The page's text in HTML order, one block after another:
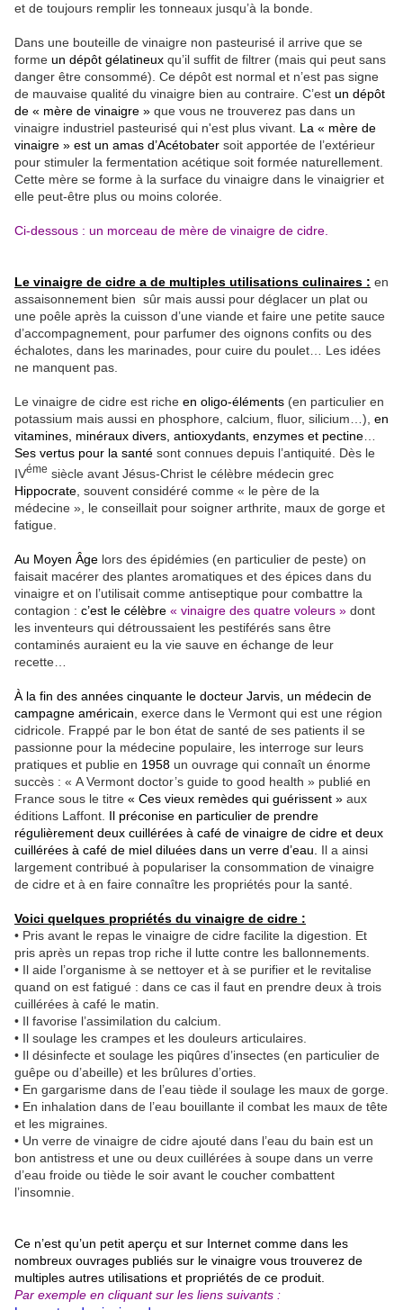
et de toujours remplir les tonneaux jusqu’à la bonde.
Dans une bouteille de vinaigre non pasteurisé il arrive que se
forme un dépôt gélatineux qu’il suffit de filtrer (mais qui peut sans
danger être consommé). Ce dépôt est normal et n’est pas signe
de mauvaise qualité du vinaigre bien au contraire. C’est un dépôt
de « mère de vinaigre » que vous ne trouverez pas dans un
vinaigre industriel pasteurisé qui n'est plus vivant. La « mère de
vinaigre » est un amas d’Acétobater soit apportée de l’extérieur
pour stimuler la fermentation acétique soit formée naturellement.
Cette mère se forme à la surface du vinaigre dans le vinaigrier et
elle peut-être plus ou moins colorée.
Ci-dessous : un morceau de mère de vinaigre de cidre.
Le vinaigre de cidre a de multiples utilisations culinaires : en
assaisonnement bien sûr mais aussi pour déglacer un plat ou
une poêle après la cuisson d’une viande et faire une petite sauce
d’accompagnement, pour parfumer des oignons confits ou des
échalotes, dans les marinades, pour cuire du poulet… Les idées
ne manquent pas.
Le vinaigre de cidre est riche en oligo-éléments (en particulier en
potassium mais aussi en phosphore, calcium, fluor, silicium…), en
vitamines, minéraux divers, antioxydants, enzymes et pectine
Ses vertus pour la santé sont connues depuis l’antiquité. Dès le
IVéme siècle avant Jésus-Christ le célèbre médecin grec
Hippocrate , souvent considéré comme « le père de la
médecine », le conseillait pour soigner arthrite, maux de gorge et
fatigue.
Au Moyen Âge lors des épidémies (en particulier de peste) on
faisait macérer des plantes aromatiques et des épices dans du
vinaigre et on l’utilisait comme antiseptique pour combattre la
contagion : c’est le célèbre « vinaigre des quatre voleurs » dont
les inventeurs qui détroussaient les pestiférés sans être
contaminés auraient eu la vie sauve en échange de leur
recette…
À la fin des années cinquante le docteur Jarvis, un médecin de
campagne américain , exerce dans le Vermont qui est une région
cidricole. Frappé par le bon état de santé de ses patients il se
passionne pour la médecine populaire, les interroge sur leurs
pratiques et publie en 1958 un ouvrage qui connaît un énorme
succès : « A Vermont doctor’s guide to good health » publié en
France sous le titre « Ces vieux remèdes qui guérissent » aux
éditions Laffont. Il préconise en particulier de prendre
régulièrement deux cuillérées à café de vinaigre de cidre et deux
cuillérées à café de miel diluées dans un verre d’eau.
Il a ainsi
largement contribué à populariser la consommation de vinaigre
de cidre et à en faire connaître les propriétés pour la santé.
Voici quelques propriétés du vinaigre de cidre :
• Pris avant le repas le vinaigre de cidre facilite la digestion. Et
pris après un repas trop riche il lutte contre les ballonnements.
• Il aide l’organisme à se nettoyer et à se purifier et le revitalise
quand on est fatigué : dans ce cas il faut en prendre deux à trois
cuillérées à café le matin.
• Il favorise l’assimilation du calcium.
• Il soulage les crampes et les douleurs articulaires.
• Il désinfecte et soulage les piqûres d’insectes (en particulier de
guêpe ou d’abeille) et les brûlures d’orties.
• En gargarisme dans de l’eau tiède il soulage les maux de gorge.
• En inhalation dans de l’eau bouillante il combat les maux de tête
et les migraines.
• Un verre de vinaigre de cidre ajouté dans l’eau du bain est un
bon antistress et une ou deux cuillérées à soupe dans un verre
d’eau froide ou tiède le soir avant le coucher combattent
l’insomnie.
Ce n’est qu’un petit aperçu et sur Internet comme dans les
nombreux ouvrages publiés sur le vinaigre vous trouverez de
multiples autres utilisations et propriétés de ce produit.
Par exemple en cliquant sur les liens suivants :